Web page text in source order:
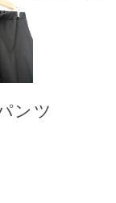
ンツ